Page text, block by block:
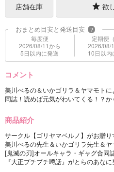
店舗在庫 欲
おまとめ目安と発送目安 ?
毎度便
2026/08/11から
5日以内に発送
定期便
2026/08/
10日以内
コメント
美川べるの＆いかゴリラ＆ヤマモト
同誌！読めば元気がわいてくる！？か
商品紹介
サークル【ゴリヤマベルノ】がお贈り
美川べるの先生＆いかゴリラ先生＆ヤ
[鬼滅の刃]オールキャラ・ギャグ合同
『大正プチプチ噂話』がとらのあなに